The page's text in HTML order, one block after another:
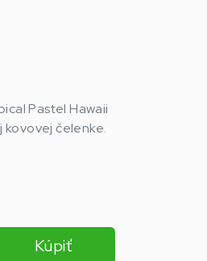
Pastel Hawaii
čelenke.
Kúpiť